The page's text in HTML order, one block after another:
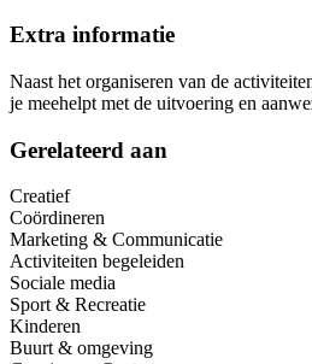
Extra informatie
Naast het organiseren van de
je meehelpt met de uitvoering en
Gerelateerd aan
Creatief
Coördineren
Marketing & Communicatie
Activiteiten begeleiden
Sociale media
Sport & Recreatie
Kinderen
Buurt & omgeving